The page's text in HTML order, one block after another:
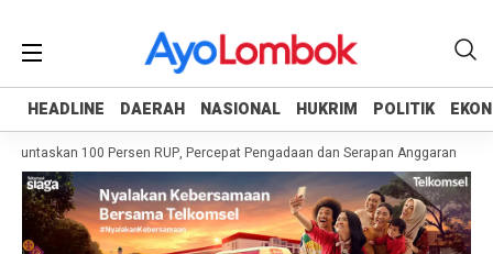
HEADLINE DAERAH NASIONAL HUKRIM POLITIK
HEADLINE DAERAH NASIONAL HUKRIM POLITIK
100 Persen RUP, Percepat Pengadaan dan Serapan Anggaran